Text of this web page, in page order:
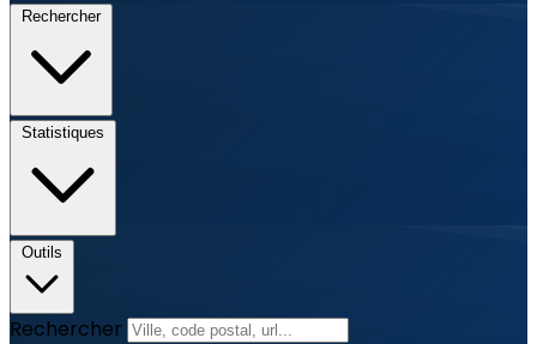
Rechercher
Statistiques
Outils
Rechercher